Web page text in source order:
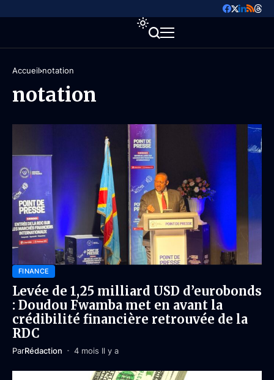
Accueil notation
notation
FINANCE
Levée de 1,25 milliard USD d’eurobonds
: Doudou Fwamba met en avant la
crédibilité financière retrouvée de la
RDC
ParRédaction 4 mois Il y a